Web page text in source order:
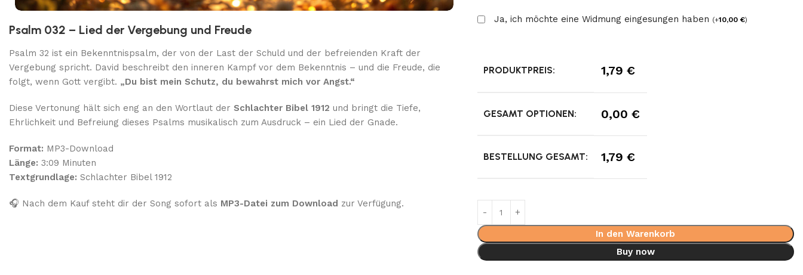
Psalm 032 – Lied der Vergebung und Freude
Psalm 32 ist ein Bekenntnispsalm, der von der Last der Schuld und der befreienden Kraft der
Vergebung spricht. David beschreibt den inneren Kampf vor dem Bekenntnis – und die Freude, die
folgt, wenn Gott vergibt. „Du bist mein Schutz, du bewahrst mich vor Angst.“
Diese Vertonung hält sich eng an den Wortlaut der Schlachter Bibel 1912 und bringt die Tiefe,
Ehrlichkeit und Befreiung dieses Psalms musikalisch zum Ausdruck – ein Lied der Gnade.
Format: MP3-Download
Länge: 3:09 Minuten
Textgrundlage: Schlachter Bibel 1912
🎧 Nach dem Kauf steht dir der Song sofort als MP3-Datei zum Download zur Verfügung.
Ja, ich möchte eine Widmung eingesungen haben (+10,00 €)
PRODUKTPREIS: 1,79 €
GESAMT OPTIONEN: 0,00 €
BESTELLUNG GESAMT: 1,79 €
In den Warenkorb
Buy now